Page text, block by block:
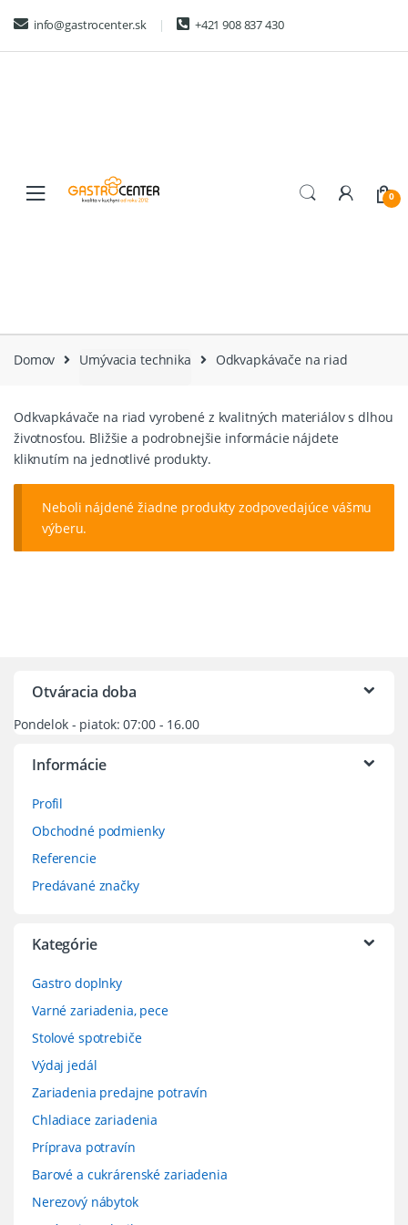
navigation
content
info@gastrocenter.sk +421 908 837 430
0
Domov Umývacia technika Odkvapkávače na riad
Odkvapkávače na riad vyrobené z kvalitných materiálov s dlhou
životnosťou. Bližšie a podrobnejšie informácie nájdete
kliknutím na jednotlivé produkty.
Neboli nájdené žiadne produkty zodpovedajúce vášmu
výberu.
Otváracia doba
Pondelok - piatok: 07:00 - 16.00
Informácie
Profil
Obchodné podmienky
Referencie
Predávané značky
Kategórie
Gastro doplnky
Varné zariadenia, pece
Stolové spotrebiče
Výdaj jedál
Zariadenia predajne potravín
Chladiace zariadenia
Príprava potravín
Barové a cukrárenské zariadenia
Nerezový nábytok